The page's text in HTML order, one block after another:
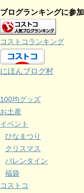
ブログランキングに参
コストコランキング
にほんブログ村
100均グッズ
お土産
イベント
ひなまつり
クリスマス
バレンタイン
福袋
コストコ